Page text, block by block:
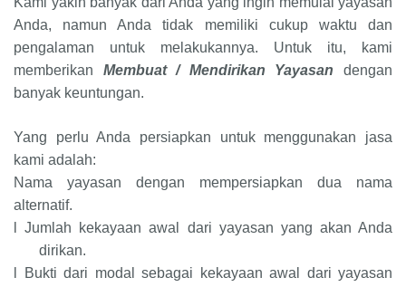
Anda, namun Anda tidak memiliki cukup waktu dan
pengalaman untuk melakukannya. Untuk itu, kami
memberikan Membuat / Mendirikan Yayasan dengan
banyak keuntungan.
Yang perlu Anda persiapkan untuk menggunakan jasa
kami adalah:
Nama yayasan dengan mempersiapkan dua nama
alternatif.
lJumlah kekayaan awal dari yayasan yang akan Anda
dirikan.
Bukti dari modal sebagai kekayaan awal dari yayasan